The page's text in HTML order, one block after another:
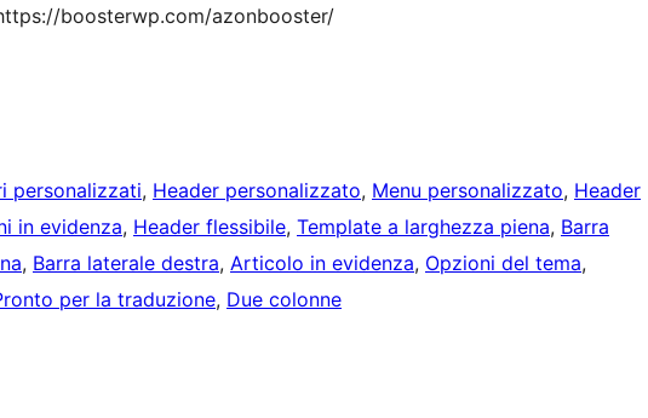
boosterwp.com/azonbooster/
personalizzati, Header personalizzato, Menu personalizzato, Header
in evidenza, Header flessibile, Template a larghezza piena, Barra
, Barra laterale destra, Articolo in evidenza, Opzioni del tema
per la traduzione, Due colonne